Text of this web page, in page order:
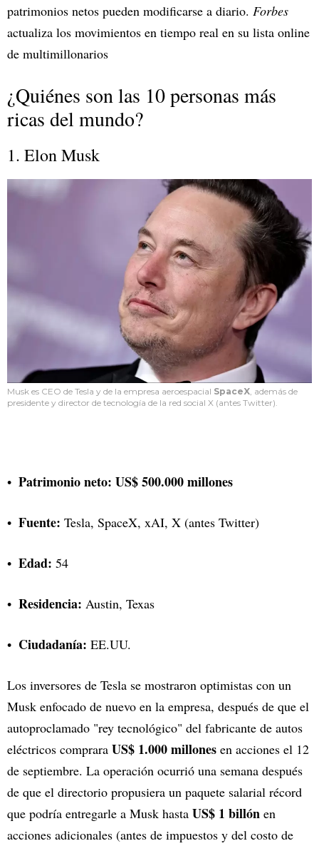
patrimonios netos pueden modificarse a diario. Forbes
actualiza los movimientos en tiempo real en su lista online
de multimillonarios
¿Quiénes son las 10 personas más
ricas del mundo?
1. Elon Musk
Musk es CEO de Tesla y de la empresa aeroespacial SpaceX , además de
presidente y director de tecnología de la red social X (antes Twitter).
Patrimonio neto: US$ 500.000 millones
Fuente: Tesla, SpaceX, xAI, X (antes Twitter)
Edad: 54
Residencia: Austin, Texas
Ciudadanía: EE.UU.
Los inversores de Tesla se mostraron optimistas con un
Musk enfocado de nuevo en la empresa, después de que el
autoproclamado "rey tecnológico" del fabricante de autos
eléctricos comprara US$ 1.000 millones en acciones el 12
de septiembre. La operación ocurrió una semana después
de que el directorio propusiera un paquete salarial récord
que podría entregarle a Musk hasta US$ 1 billón en
acciones adicionales (antes de impuestos y del costo de